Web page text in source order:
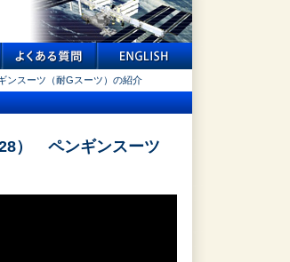
ンスーツ（耐Gスーツ）の紹介
） ペンギンスーツ